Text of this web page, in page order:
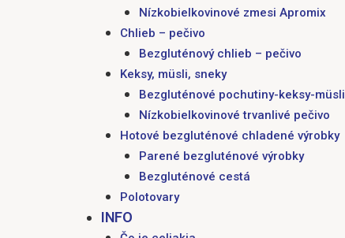
Nízkobielkovinové zmesi Apromix
Chlieb – pečivo
Bezgluténový chlieb – pečivo
Keksy, müsli, sneky
Bezgluténové pochutiny-keksy-müsli
Nízkobielkovinové trvanlivé pečivo
Hotové bezgluténové chladené výrobky
Parené bezgluténové výrobky
Bezgluténové cestá
Polotovary
INFO